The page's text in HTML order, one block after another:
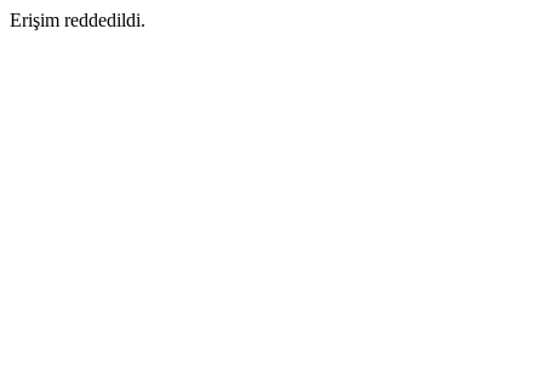
Erişim reddedildi.